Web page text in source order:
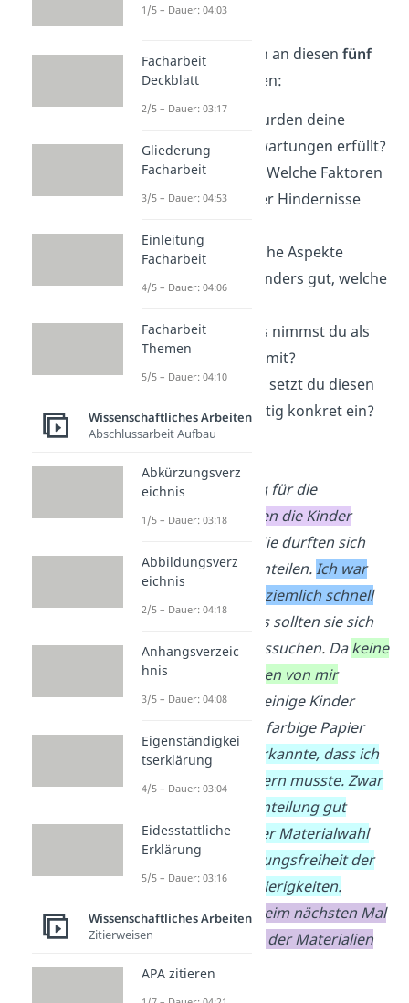
der Rest.
Dabei kannst du dich an diesen fünf
Leitfragenorientieren:
Erwartungen:
Wurden deine
anfänglichen Erwartungen erfüllt?
Erfolgsfaktoren:
Welche Faktoren
haben Erfolg oder Hindernisse
Bewertung:
Welche Aspekte
gefielen dir besonders gut, welche
Lerngewinn:
Was nimmst du als
zentrale Einsicht mit?
Anwendung:
Wie setzt du diesen
Lerngewinn künftig konkret ein?
Bei der Vorbereitung für die
Bastelarbeitenzeigten die Kinder
Sie durften sich
selbst in Gruppen einteilen.Ich war
begeistert, dass das ziemlich schnell
klappte.
Als Nächstes sollten sie sich
Bastelmaterialien aussuchen.Dakeine
weiteren Anweisungen von mir
kamen, stritten sich einige Kinder
darum, wer welches farbige Papier
benutzen darf.
Ich erkannte, dass ich
meine Methode ändern musste. Zwar
hatte die Gruppeneinteilung gut
geklappt, aber bei der Materialwahl
führte die Entscheidungsfreiheit der
Kinder eher zu Schwierigkeiten.
Deshalb würde ich beim nächsten Mal
selbst die Verteilung der Materialien
übernehmen.
1/5 – Dauer: 04:03
Facharbeit
Deckblatt
2/5 – Dauer: 03:17
Gliederung
Facharbeit
3/5 – Dauer: 04:53
Einleitung
Facharbeit
4/5 – Dauer: 04:06
Facharbeit
Themen
5/5 – Dauer: 04:10
Wissenschaftliches Arbeiten
Abschlussarbeit Aufbau
Abkürzungsverz
eichnis
1/5 – Dauer: 03:18
Abbildungsverz
eichnis
2/5 – Dauer: 04:18
Anhangsverzeic
hnis
3/5 – Dauer: 04:08
Eigenständigkei
tserklärung
4/5 – Dauer: 03:04
Eidesstattliche
Erklärung
5/5 – Dauer: 03:16
Wissenschaftliches Arbeiten
Zitierweisen
APA zitieren